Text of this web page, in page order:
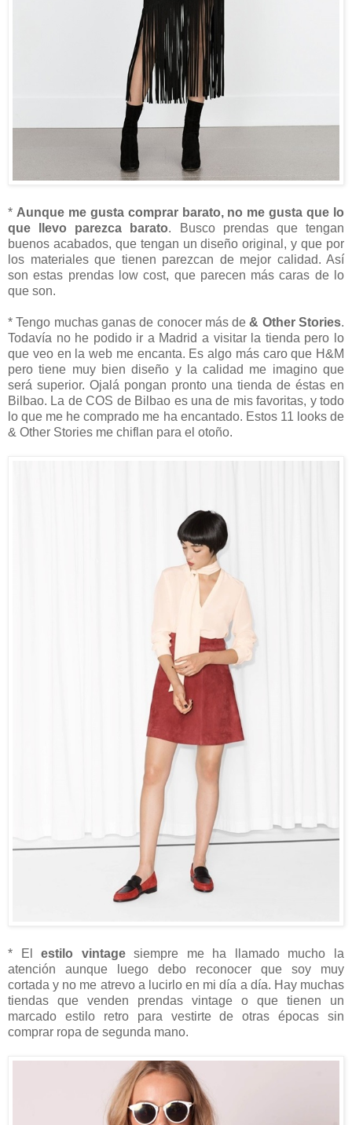
* Aunque me gusta comprar barato, no me gusta que lo
que llevo parezca barato. Busco prendas que tengan
buenos acabados, que tengan un diseño original, y que por
los materiales que tienen parezcan de mejor calidad. Así
son estas prendas low cost, que parecen más caras de lo
que son.
* Tengo muchas ganas de conocer más de& Other Stories.
Todavía no he podido ir a Madrid a visitar la tienda pero lo
que veo en la web me encanta. Es algo más caro que H&M
pero tiene muy bien diseño y la calidad me imagino que
será superior. Ojalá pongan pronto una tienda de éstas en
Bilbao. La de COS de Bilbao es una de mis favoritas, y todo
lo que me he comprado me ha encantado. Estos 11 looks de
& Other Stories me chiflan para el otoño.
* Elestilo vintagesiempre me ha llamado mucho la
atención aunque luego debo reconocer que soy muy
cortada y no me atrevo a lucirlo en mi día a día. Hay muchas
tiendas que venden prendas vintage o que tienen un
marcado estilo retro para vestirte de otras épocas sin
comprar ropa de segunda mano.